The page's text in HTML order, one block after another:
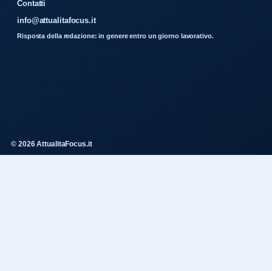
Contatti
info@attualitafocus.it
Risposta della redazione: in genere entro un giorno lavorativo.
© 2026 AttualitaFocus.it